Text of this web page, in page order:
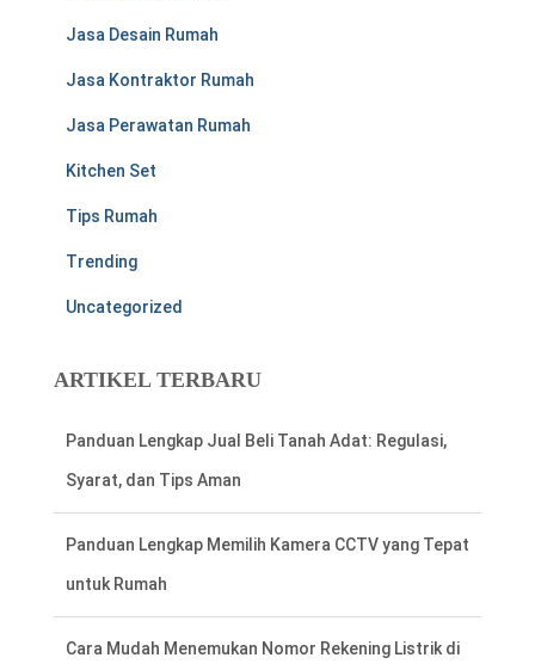
Jasa Desain Rumah
Jasa Kontraktor Rumah
Jasa Perawatan Rumah
Kitchen Set
Tips Rumah
Trending
Uncategorized
ARTIKEL TERBARU
Panduan Lengkap Jual Beli Tanah Adat: Regulasi,
Syarat, dan Tips Aman
Panduan Lengkap Memilih Kamera CCTV yang Tepat
untuk Rumah
Cara Mudah Menemukan Nomor Rekening Listrik di